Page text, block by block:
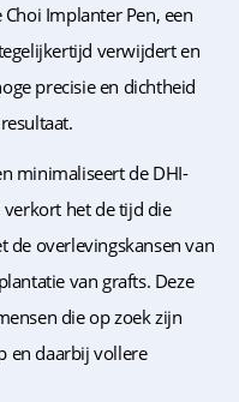
Implanter Pen, een
verwijdert en
precisie en dichtheid
minimaliseert de DHI-
het de tijd die
de overlevingskansen van
van grafts. Deze
die op zoek zijn
en daarbij vollere